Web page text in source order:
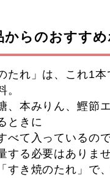
からのおすすめ
たれ」は、これ1本
。
、本みりん、鰹節
ときに
べて入っているの
する必要はありませ
すき焼のたれ」で